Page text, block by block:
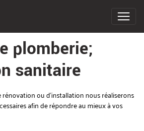
plomberie;
sanitaire
ou d'installation nous réaliserons
afin de répondre au mieux à vos